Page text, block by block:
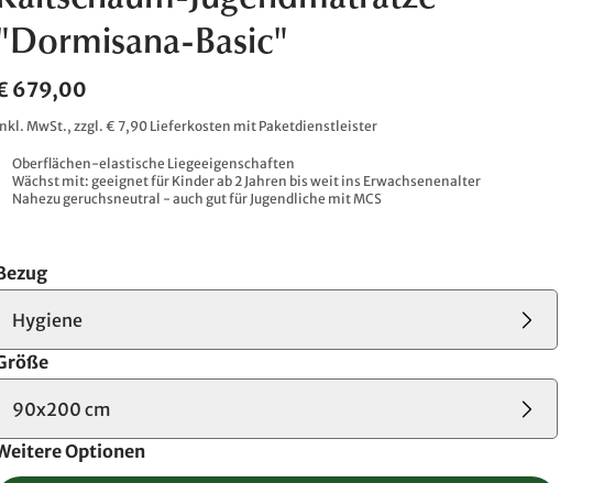
Basic"
679,00
MwSt., zzgl. € 7,90 Lieferkosten mit Paketdienstleister
Oberflächen-elastische Liegeeigenschaften
Wächst mit: geeignet für Kinder ab 2 Jahren bis weit ins Erwachsenenalter
Nahezu geruchsneutral - auch gut für Jugendliche mit MCS
Hygiene
90x200 cm
Optionen